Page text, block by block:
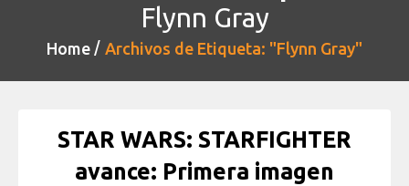
Flynn Gray
Home Archivos de Etiqueta: "Flynn Gray"
STAR WARS: STARFIGHTER
avance: Primera imagen